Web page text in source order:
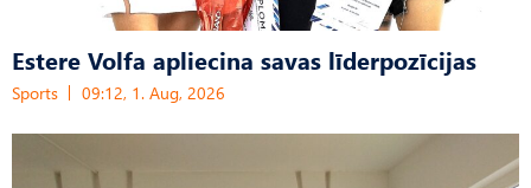
Estere Volfa apliecina savas līderpozīcijas
Sports 09:12, 1. Aug, 2026